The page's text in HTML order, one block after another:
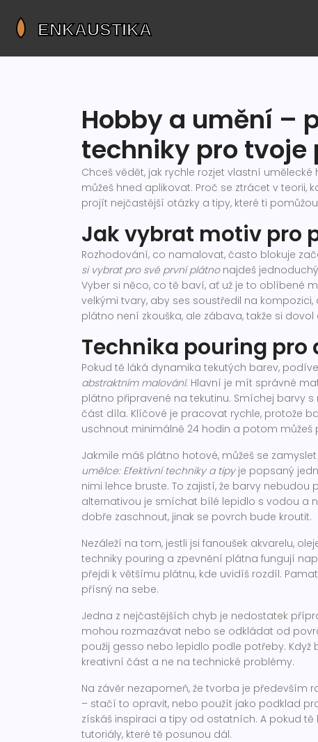
Hobby a umění –
techniky pro tvoje
Chceš vědět, jak rychle rozjet vlastní
můžeš hned aplikovat. Proč se ztrácet v teorii,
projít nejčastější otázky a tipy, které ti
Jak vybrat motiv pro
Rozhodování, co namalovat, často blokuje
si vybrat pro své první plátnonajdeš
Vyber si něco, co tě baví, ať už je to oblíbené
velkými tvary, aby ses soustředil na
plátno není zkouška, ale zábava, takže si
Technika pouring
Pokud tě láká dynamika tekutých barev,
abstraktním malování. Hlavní je mít správné
plátno připravené na tekutinu. Smíchej barvy
část díla. Klíčové je pracovat rychle, protože
uschnout minimálně 24 hodin a potom můžeš
Jakmile máš plátno hotové, můžeš se
umělce: Efektivní techniky a tipyje popsaný
nimi lehce bruste. To zajistí, že barvy
alternativou je smíchat bílé lepidlo s vodou a
dobře zaschnout, jinak se povrch bude kroutit.
Nezáleží na tom, jestli jsi fanoušek akvarelu,
techniky pouring a zpevnění plátna fungují
přejdi k většímu plátnu, kde uvidíš rozdíl.
přísný na sebe.
Jedna z nejčastějších chyb je nedostatek
mohou rozmazávat nebo se odkládat od
použij gesso nebo lepidlo podle potřeby.
kreativní část a ne na technické problémy.
Na závěr nezapomeň, že tvorba je především
– stačí to opravit, nebo použít jako podklad
získáš inspiraci a tipy od ostatních. A pokud
tutoriály, které tě posunou dál.